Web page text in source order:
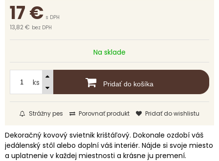
17€ s DPH
13,82 € bez DPH
Na sklade
ks Pridať do košíka
Strážny pes Porovnať produkt Pridať do wishlistu
Dekoračný kovový svietnik krištáľový. Dokonale ozdobí váš
jedálenský stôl alebo doplní váš interiér. Nájde si svoje miesto
a uplatnenie v každej miestnosti a krásne ju premení.